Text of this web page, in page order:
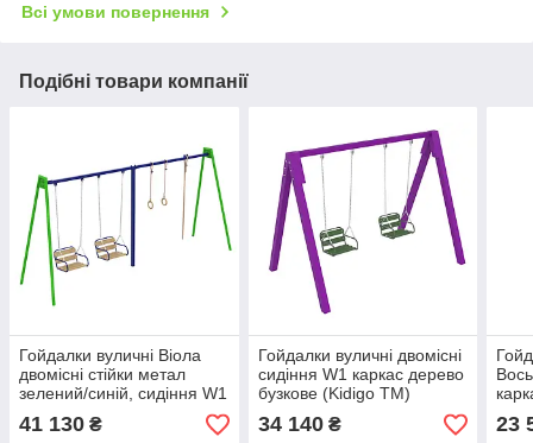
Всі умови повернення
Подібні товари компанії
Гойдалки вуличні Віола
двомісні стійки метал
зелений/синій, сидіння W1
з канатом та кільцями
(Kidigo ТМ)
41 130 ₴
Гойдалки вуличні двомісні
сидіння W1 каркас дерево
бузкове (Kidigo ТМ)
34 140₴ 23